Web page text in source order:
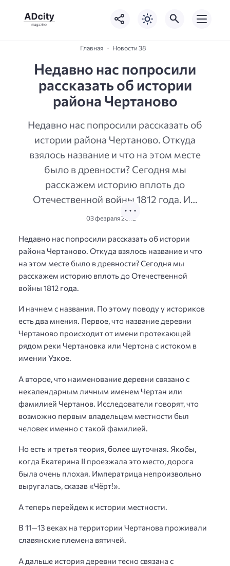
Главная Новости 38
Недавно нас попросили
рассказать об истории
района Чертаново
Недавно нас попросили рассказать об
истории района Чертаново. Откуда
взялось название и что на этом месте
было в древности? Сегодня мы
расскажем историю вплоть до
Отечественной войны 1812 года. И…
03 февраля 2022
Недавно нас попросили рассказать об истории
района Чертаново. Откуда взялось название и что
на этом месте было в древности? Сегодня мы
расскажем историю вплоть до Отечественной
войны 1812 года.
И начнем с названия. По этому поводу у историков
есть два мнения. Первое, что название деревни
Чертаново происходит от имени протекающей
рядом реки Чертановка или Чертона с истоком в
имении Узкое.
А второе, что наименование деревни связано с
некалендарным личным именем Чертан или
фамилией Чертанов. Исследователи говорят, что
возможно первым владельцем местности был
человек именно с такой фамилией.
Но есть и третья теория, более шуточная. Якобы,
когда Екатерина II проезжала это место, дорога
была очень плохая. Императрица непроизвольно
выругалась, сказав «Чёрт!».
А теперь перейдем к истории местности.
В 11—13 веках на территории Чертанова проживали
славянские племена вятичей.
А дальше история деревни тесно связана с